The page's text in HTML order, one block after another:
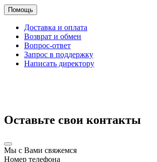
Помощь
Доставка и оплата
Возврат и обмен
Вопрос-ответ
Запрос в поддержку
Написать директору
Оставьте свои контакты
Мы с Вами свяжемся
Номер телефона